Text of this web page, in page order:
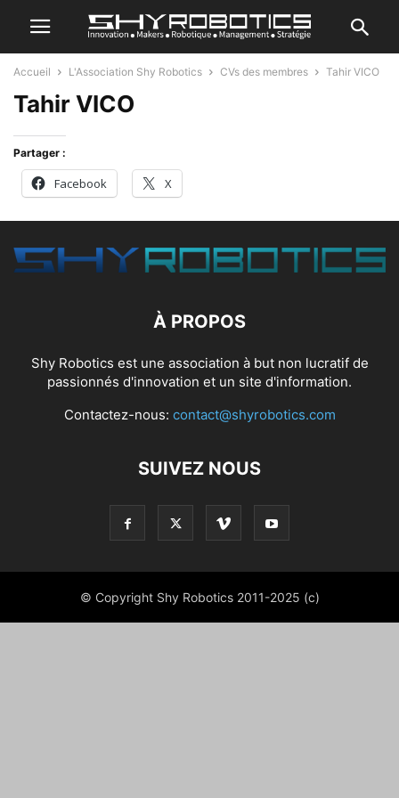
Accueil L'Association Shy Robotics CVs des membres Tahir VICO
Tahir VICO
Partager :
Facebook X
À PROPOS
Shy Robotics est une association à but non lucratif de
passionnés d'innovation et un site d'information.
Contactez-nous: contact@shyrobotics.com
SUIVEZ NOUS
© Copyright Shy Robotics 2011-2025 (c)